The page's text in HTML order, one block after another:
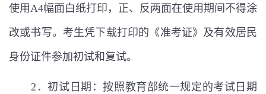
使用A4幅面白纸打印，正、反两面在使用期间不得涂
改或书写。考生凭下载打印的《准考证》及有效居民
身份证件参加初试和复试。
2 ．初试日期：按照教育部统一规定的考试日期